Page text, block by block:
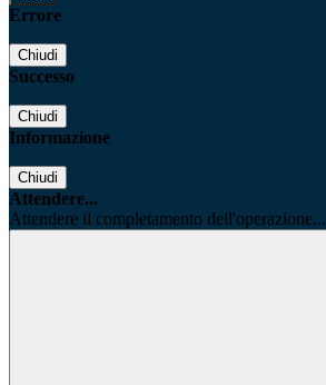
Errore
Chiudi
Successo
Chiudi
Informazione
Chiudi
Attendere...
Attendere il completamento dell'operazione...